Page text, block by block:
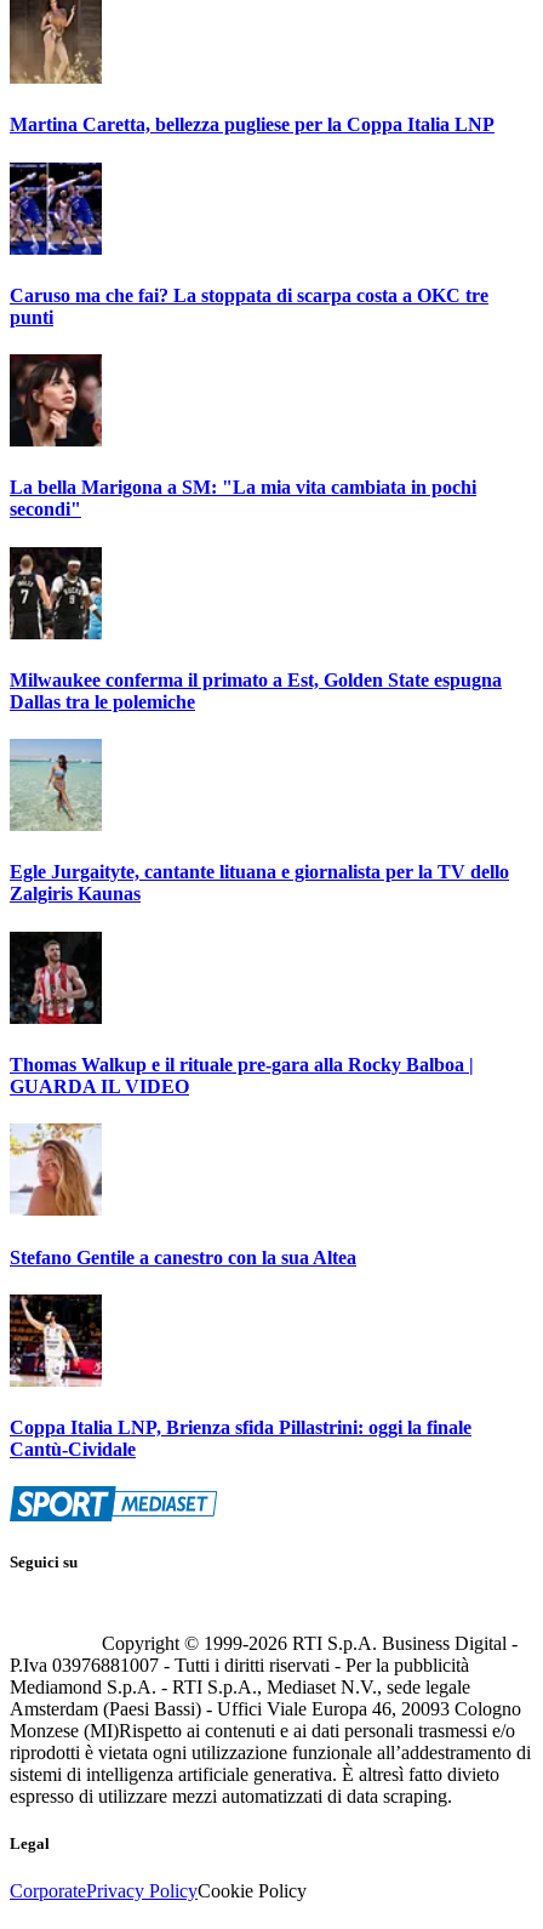
Martina Caretta, bellezza pugliese per la Coppa Italia LNP
Caruso ma che fai? La stoppata di scarpa costa a OKC tre
punti
La bella Marigona a SM: "La mia vita cambiata in pochi
secondi"
Milwaukee conferma il primato a Est, Golden State espugna
Dallas tra le polemiche
Egle Jurgaityte, cantante lituana e giornalista per la TV dello
Zalgiris Kaunas
Thomas Walkup e il rituale pre-gara alla Rocky Balboa |
GUARDA IL VIDEO
Stefano Gentile a canestro con la sua Altea
Coppa Italia LNP, Brienza sfida Pillastrini: oggi la finale
Cantù-Cividale
Seguici su
Copyright © 1999-2026 RTI S.p.A. Business Digital -
P.Iva 03976881007 - Tutti i diritti riservati - Per la pubblicità
Mediamond S.p.A. - RTI S.p.A., Mediaset N.V., sede legale
Amsterdam (Paesi Bassi) - Uffici Viale Europa 46, 20093 Cologno
Monzese (MI)Rispetto ai contenuti e ai dati personali trasmessi e/o
riprodotti è vietata ogni utilizzazione funzionale all’addestramento di
sistemi di intelligenza artificiale generativa. È altresì fatto divieto
espresso di utilizzare mezzi automatizzati di data scraping.
Legal
CorporatePrivacy PolicyCookie Policy